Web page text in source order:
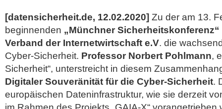
[datensicherheit.de, 12.02.2020] Zu der am 13.
beginnenden „Münchner Sicherheitskonferenz“
Verband der Internetwirtschaft e.V. die
Cyber-Sicherheit. Professor Norbert Pohlmann,
Sicherheit“, unterstreicht in diesem
Digitaler Souveränität für die Cyber-Sicherheit.
europäischen Dateninfrastruktur, wie sie derzeit